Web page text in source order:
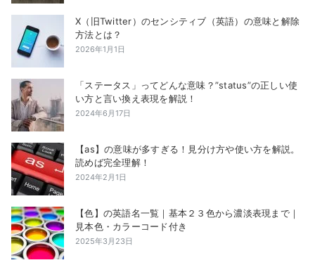
X（旧Twitter）のセンシティブ（英語）の意味と解除
方法とは？
2026年1月1日
「ステータス」ってどんな意味？”status”の正しい使
い方と言い換え表現を解説！
2024年6月17日
【as】の意味が多すぎる！見分け方や使い方を解説。
読めば完全理解！
2024年2月1日
【色】の英語名一覧｜基本２３色から濃淡表現まで｜
見本色・カラーコード付き
2025年3月23日